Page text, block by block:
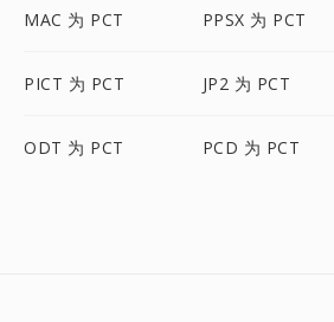
MAC 为 PCT PPSX 为 PCT
PICT 为 PCT JP2 为 PCT
ODT 为 PCT PCD 为 PCT